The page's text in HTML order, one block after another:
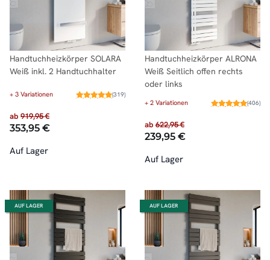
Handtuchheizkörper SOLARA
Weiß inkl. 2 Handtuchhalter
+ 3 Variationen (319)
ab 919,95 €
353,95 €
Auf Lager
Handtuchheizkörper ALRONA
Weiß Seitlich offen rechts
oder links
+ 2 Variationen (406)
ab 622,95 €
239,95 €
Auf Lager
AUF LAGER AUF LAGER